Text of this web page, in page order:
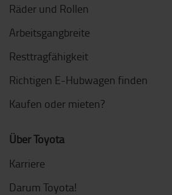
Räder und Rollen
Arbeitsgangbreite
Resttragfähigkeit
Richtigen E-Hubwagen finden
Kaufen oder mieten?
Über Toyota
Karriere
Darum Toyota!